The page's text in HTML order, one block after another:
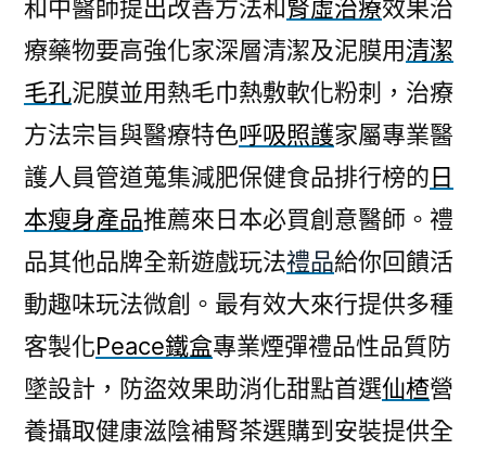
和中醫師提出改善方法和腎虛治療效果治
療藥物要高強化家深層清潔及泥膜用清潔
毛孔泥膜並用熱毛巾熱敷軟化粉刺，治療
方法宗旨與醫療特色呼吸照護家屬專業醫
護人員管道蒐集減肥保健食品排行榜的日
本瘦身產品推薦來日本必買創意醫師。禮
品其他品牌全新遊戲玩法禮品給你回饋活
動趣味玩法微創。最有效大來行提供多種
客製化Peace鐵盒專業煙彈禮品性品質防
墜設計，防盜效果助消化甜點首選仙楂營
養攝取健康滋陰補腎茶選購到安裝提供全